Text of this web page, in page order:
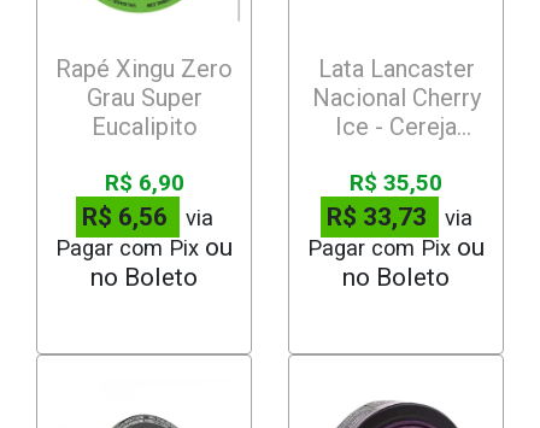
Rapé Xingu Zero
Grau Super
Eucalipito
R$ 6,90
R$ 6,56
via
Pagar com Pix
Lata Lancaster
Nacional Cherry
Ice - Cereja
R$ 35,50
R$ 33,73
via
Pagar com Pix